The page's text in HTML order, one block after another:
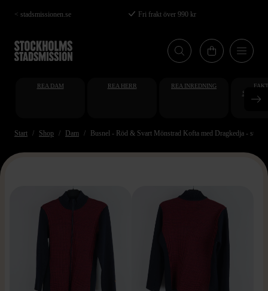
Hoppa
till
huvudinnehåll
< stadsmissionen.se Fri frakt över 990 kr
REA DAM REA HERR REA INREDNING
Start Shop Dam Busnel - Röd & Svart Mönstrad Kofta med Dragkedja - stl.38